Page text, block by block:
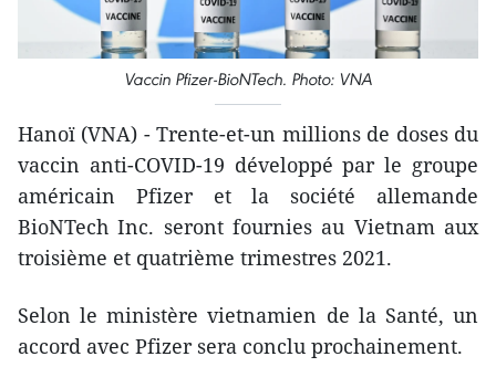
Vaccin Pfizer-BioNTech. Photo: VNA
Hanoï (VNA) - Trente-et-un millions de doses du
vaccin anti-COVID-19 développé par le groupe
américain Pfizer et la société allemande
BioNTech Inc. seront fournies au Vietnam aux
troisième et quatrième trimestres 2021.
Selon le ministère vietnamien de la Santé, un
accord avec Pfizer sera conclu prochainement.